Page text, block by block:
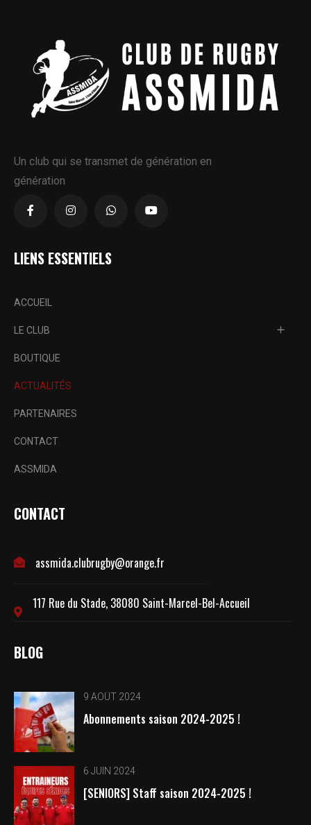
Un club qui se transmet de génération en
génération
LIENS ESSENTIELS
ACCUEIL
LE CLUB
BOUTIQUE
ACTUALITÉS
PARTENAIRES
CONTACT
ASSMIDA
CONTACT
assmida.clubrugby@orange.fr
117 Rue du Stade, 38080 Saint-Marcel-Bel-Accueil
BLOG
9 AOÛT 2024
Abonnements saison 2024-2025 !
6 JUIN 2024
[SENIORS] Staff saison 2024-2025 !